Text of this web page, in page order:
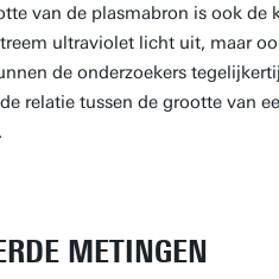
van de plasmabron is ook
ultraviolet licht uit, maar
de onderzoekers
relatie tussen de grootte van
METINGEN